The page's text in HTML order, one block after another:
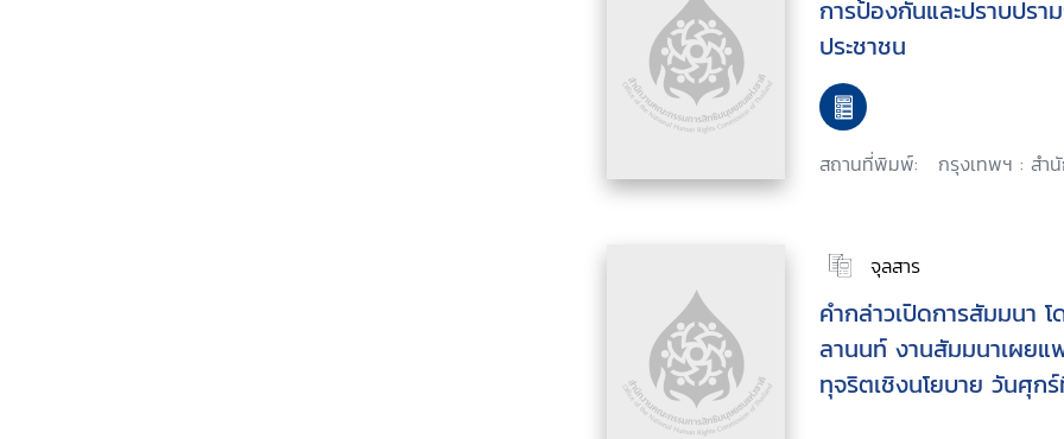
การป้องกันและปราบปร
ประชาชน
สถานที่พิมพ์: กรุงเทพฯ : สำ
จุลสาร
คำกล่าวเปิดการสัมมนา
ลานนท์ งานสัมมนาเผยแ
ทุจริตเชิงนโยบาย วันศุ